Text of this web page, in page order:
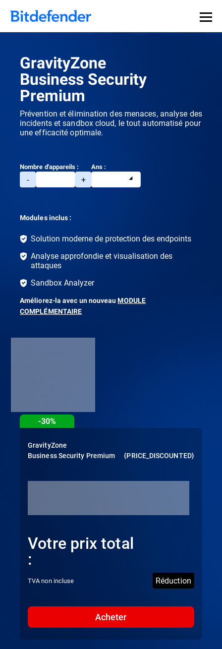
Souveraineté des données en cybersécurité : webinaire
en direct, le 30 juillet .Inscrivez-vous >>
GravityZone
Business Security
Premium
Prévention et élimination des menaces, analyse des
incidents et sandbox cloud, le tout automatisé pour
une efficacité optimale.
Nombre d'appareils :
- +
Ans :
Modules inclus :
Solution moderne de protection des endpoints
Analyse approfondie et visualisation des
attaques
Sandbox Analyzer
Améliorez-la avec un nouveauMODULE
COMPLÉMENTAIRE
-30%
GravityZone
Business Security Premium
{PRICE_DISCOUNTED}
Votre prix total
:
TVA non incluse Réduction
Acheter